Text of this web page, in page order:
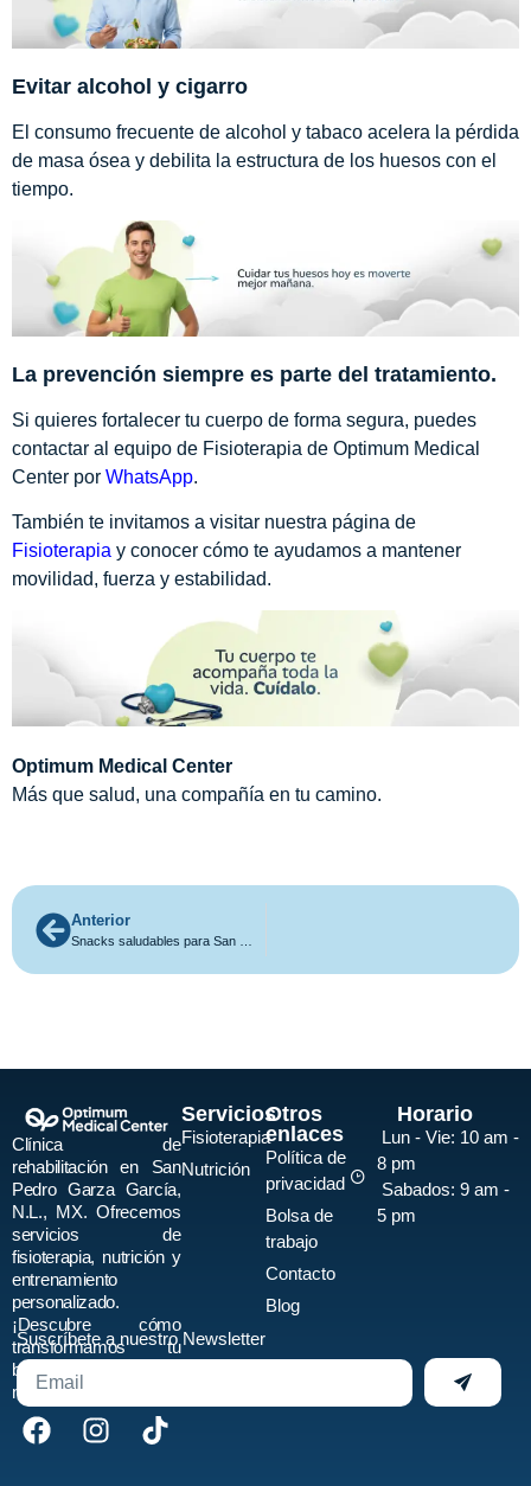
Evitar alcohol y cigarro
El consumo frecuente de alcohol y tabaco acelera la pérdida
de masa ósea y debilita la estructura de los huesos con el
tiempo.
La prevención siempre es parte del tratamiento.
Si quieres fortalecer tu cuerpo de forma segura, puedes
contactar al equipo de Fisioterapia de Optimum Medical
Center por WhatsApp.
También te invitamos a visitar nuestra página de
Fisioterapia y conocer cómo te ayudamos a mantener
movilidad, fuerza y estabilidad.
Optimum Medical Center
Más que salud, una compañía en tu camino.
Anterior
Clínica de
rehabilitación en San
Pedro Garza García,
N.L., MX. Ofrecemos
servicios de
fisioterapia, nutrición y
entrenamiento
personalizado.
¡Descubre cómo
transformamos tu
bienestar físico y
mental hoy mismo!
Servicios
Fisioterapia
Nutrición
Suscríbete a nuestro Newsletter
Otros
enlaces
Política de
privacidad
Bolsa de
trabajo
Contacto
Blog
Horario
Lun - Vie: 10 am -
8 pm
Sabados: 9 am -
5 pm